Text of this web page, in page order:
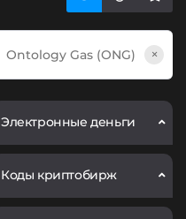
×
Электронные деньги
Коды криптобирж